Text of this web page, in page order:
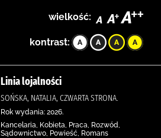
wielkość:
kontrast:
Linia lojalności
SOŃSKA, NATALIA, CZWARTA STRONA.
Rok wydania: 2026.
Kancelaria, Kobieta, Praca, Rozwód,
Sądownictwo, Powieść, Romans